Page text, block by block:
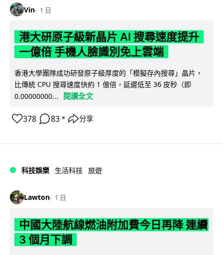
Vin 1 日
港大研原子級新晶片 AI 搜尋速度提升
一億倍 手機人臉識別免上雲端
香港大學團隊成功研發原子級厚度的「模擬存內搜尋」晶片，
比傳統 CPU 搜尋速度快約 1 億倍，延遲低至 36 皮秒（即
0.00000000...
閱讀全文
378 83 ↗ 分享
科技娛樂 生活科技 旅遊
Lawton 1 日
中國大陸航線燃油附加費今日再降 連續
3 個月下調